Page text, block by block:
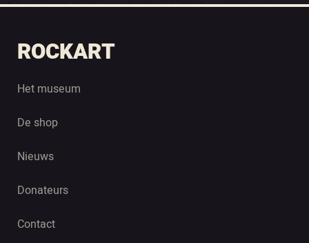
ROCKART
Het museum
De shop
Nieuws
Donateurs
Contact